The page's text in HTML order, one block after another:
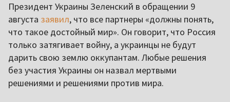
Президент Украины Зеленский в обращении 9
августа заявил, что все партнеры «должны понять,
что такое достойный мир». Он говорит, что Россия
только затягивает войну, а украинцы не будут
дарить свою землю оккупантам. Любые решения
без участия Украины он назвал мертвыми
решениями и решениями против мира.